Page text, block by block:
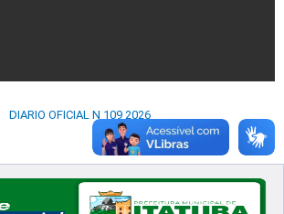
DIARIO OFICIAL N 109 2026